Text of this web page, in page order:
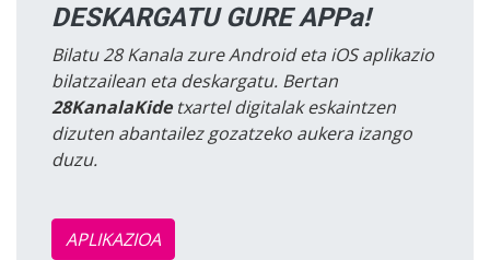
DESKARGATU GURE APPa!
Bilatu 28 Kanala zure Android eta iOS aplikazio
bilatzailean eta deskargatu. Bertan
28KanalaKidetxartel digitalak eskaintzen
dizuten abantailez gozatzeko aukera izango
duzu.
APLIKAZIOA